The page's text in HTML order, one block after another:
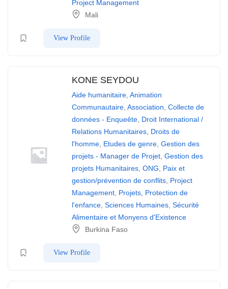
Project Management
Mali
View Profile
KONE SEYDOU
Aide humanitaire, Animation
Communautaire, Association, Collecte de
données - Enqueête, Droit International /
Relations Humanitaires, Droits de
l'homme, Etudes de genre, Gestion des
projets - Manager de Projet, Gestion des
projets Humanitaires, ONG, Paix et
gestion/prévention de conflits, Project
Management, Projets, Protection de
l'enfance, Sciences Humaines, Sécurité
Alimentaire et Monyens d'Existence
Burkina Faso
View Profile